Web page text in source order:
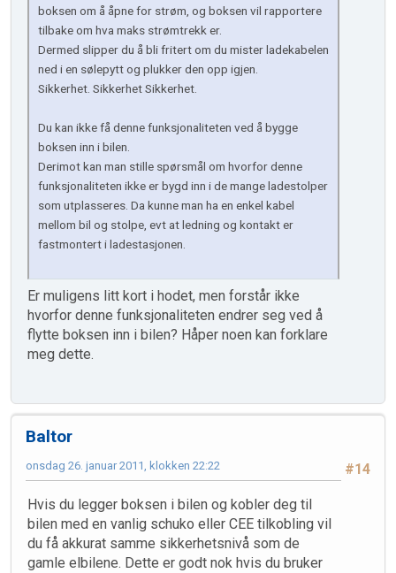
boksen om å åpne for strøm, og boksen vil rapportere
tilbake om hva maks strømtrekk er.
Dermed slipper du å bli fritert om du mister ladekabelen
ned i en sølepytt og plukker den opp igjen.
Sikkerhet. Sikkerhet Sikkerhet.
Du kan ikke få denne funksjonaliteten ved å bygge
boksen inn i bilen.
Derimot kan man stille spørsmål om hvorfor denne
funksjonaliteten ikke er bygd inn i de mange ladestolper
som utplasseres. Da kunne man ha en enkel kabel
mellom bil og stolpe, evt at ledning og kontakt er
fastmontert i ladestasjonen.
Er muligens litt kort i hodet, men forstår ikke
hvorfor denne funksjonaliteten endrer seg ved å
flytte boksen inn i bilen? Håper noen kan forklare
meg dette.
Baltor
#14
onsdag 26. januar 2011, klokken 22:22
Hvis du legger boksen i bilen og kobler deg til
bilen med en vanlig schuko eller CEE tilkobling vil
du få akkurat samme sikkerhetsnivå som de
gamle elbilene. Dette er godt nok hvis du bruker